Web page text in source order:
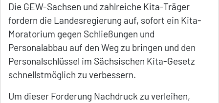
Die GEW-Sachsen und zahlreiche Kita-Träger
fordern die Landesregierung auf, sofort ein Kita-
Moratorium gegen Schließungen und
Personalabbau auf den Weg zu bringen und den
Personalschlüssel im Sächsischen Kita-Gesetz
schnellstmöglich zu verbessern.
Um dieser Forderung Nachdruck zu verleihen,